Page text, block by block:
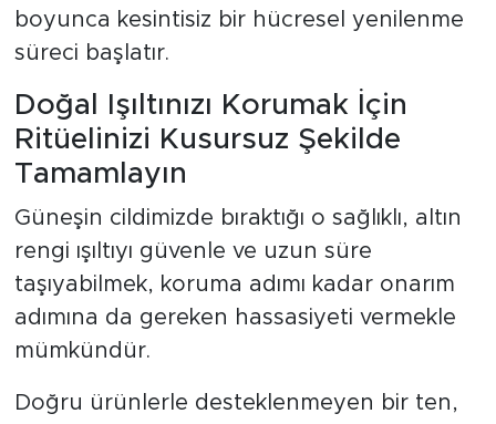
boyunca kesintisiz bir hücresel yenilenme
süreci başlatır.
Doğal Işıltınızı Korumak İçin
Ritüelinizi Kusursuz Şekilde
Tamamlayın
Güneşin cildimizde bıraktığı o sağlıklı, altın
rengi ışıltıyı güvenle ve uzun süre
taşıyabilmek, koruma adımı kadar onarım
adımına da gereken hassasiyeti vermekle
mümkündür.
Doğru ürünlerle desteklenmeyen bir ten,